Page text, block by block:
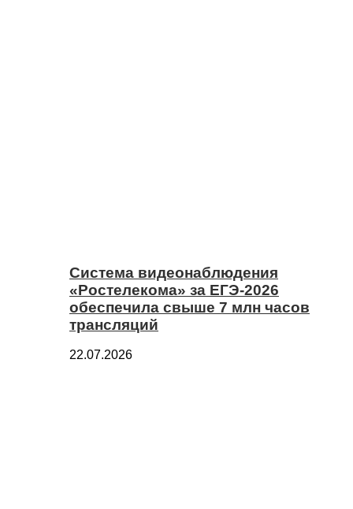
Система видеонаблюдения
«Ростелекома» за ЕГЭ-2026
обеспечила свыше 7 млн часов
трансляций
22.07.2026